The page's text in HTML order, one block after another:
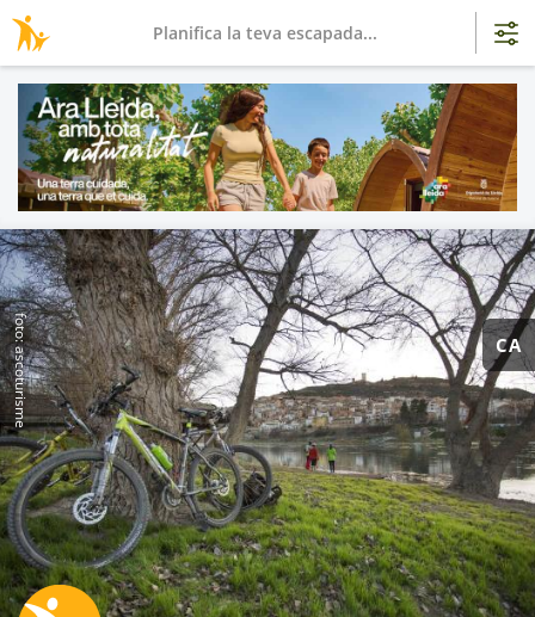
CA
foto: ascoturisme
Planifica la teva escapada...